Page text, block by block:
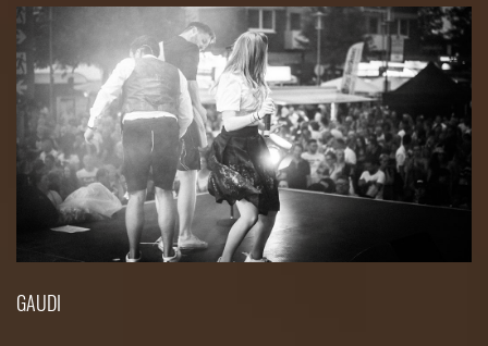
GAUDI